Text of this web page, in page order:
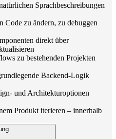
Sprachbeschreibungen
Code zu ändern, zu debuggen
direkt über
zu bestehenden Projekten
Backend-Logik
und Architekturoptionen
Produkt iterieren – innerhalb